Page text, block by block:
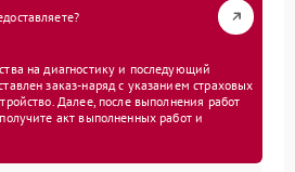
на диагностику и последующий
заказ-наряд с указанием страховых
Далее, после выполнения работ
акт выполненных работ и